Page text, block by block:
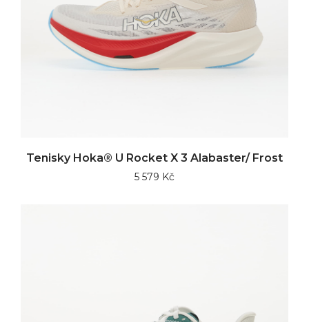
Tenisky Hoka® U Rocket X 3 Alabaster/ Frost
5 579 Kč